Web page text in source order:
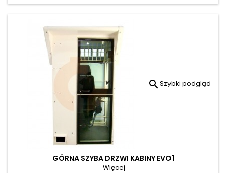
 Szybki podgląd
GÓRNA SZYBA DRZWI KABINY EVO1
Więcej